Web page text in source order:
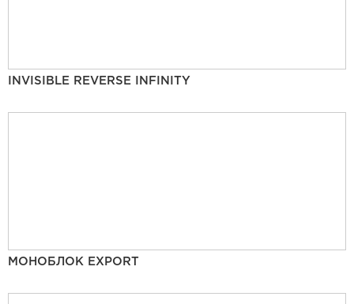
INVISIBLE REVERSE INFINITY
МОНОБЛОК EXPORT